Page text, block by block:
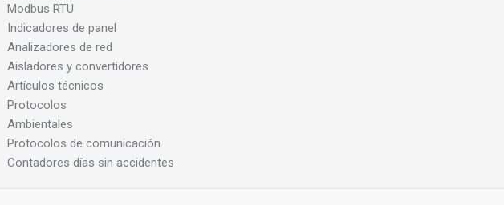
Modbus RTU
Indicadores de panel
Analizadores de red
Aisladores y convertidores
Artículos técnicos
Protocolos
Ambientales
Protocolos de comunicación
Contadores días sin accidentes